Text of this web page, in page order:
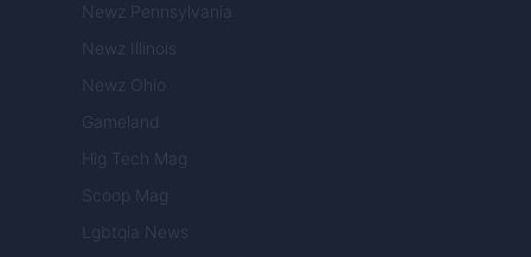
Newz Pennsylvania
Newz Illinois
Newz Ohio
Gameland
Hig Tech Mag
Scoop Mag
Lgbtqia News